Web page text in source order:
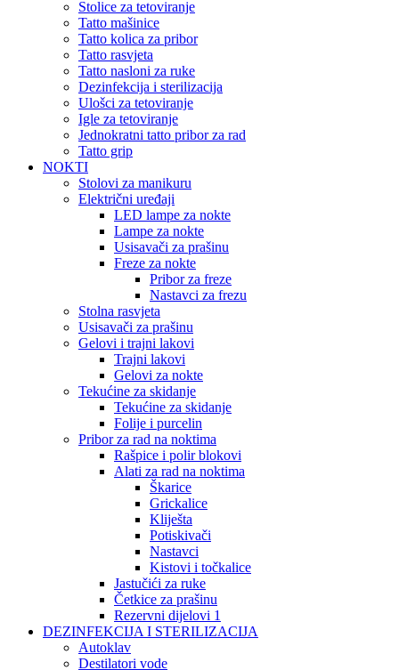
Stolice za tetoviranje
Tatto mašinice
Tatto kolica za pribor
Tatto rasvjeta
Tatto nasloni za ruke
Dezinfekcija i sterilizacija
Ulošci za tetoviranje
Igle za tetoviranje
Jednokratni tatto pribor za rad
Tatto grip
NOKTI
Stolovi za manikuru
Električni uređaji
LED lampe za nokte
Lampe za nokte
Usisavači za prašinu
Freze za nokte
Pribor za freze
Nastavci za frezu
Stolna rasvjeta
Usisavači za prašinu
Gelovi i trajni lakovi
Trajni lakovi
Gelovi za nokte
Tekućine za skidanje
Tekućine za skidanje
Folije i purcelin
Pribor za rad na noktima
Rašpice i polir blokovi
Alati za rad na noktima
Škarice
Grickalice
Kliješta
Potiskivači
Nastavci
Kistovi i točkalice
Jastučići za ruke
Četkice za prašinu
Rezervni dijelovi 1
DEZINFEKCIJA I STERILIZACIJA
Autoklav
Destilatori vode